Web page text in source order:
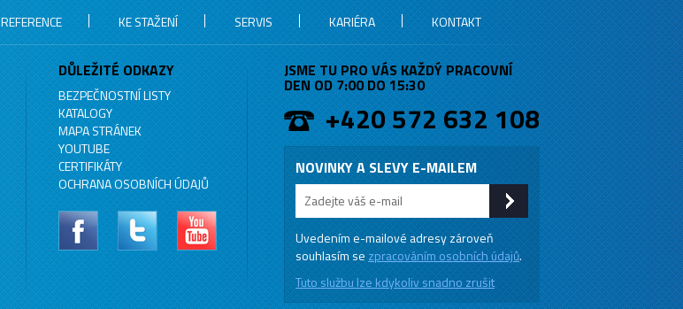
REFERENCE KE STAŽENÍ SERVIS KARIÉRA KONTAKT
DŮLEŽITÉ ODKAZY
BEZPEČNOSTNÍ LISTY
KATALOGY
MAPA STRÁNEK
YOUTUBE
CERTIFIKÁTY
OCHRANA OSOBNÍCH ÚDAJŮ
JSME TU PRO VÁS KAŽDÝ PRACOVNÍ
DEN OD 7:00 DO 15:30
+420 572 632 108
NOVINKY A SLEVY E-MAILEM
Uvedením e-mailové adresy zároveň
souhlasím se zpracováním osobních údajů.
Tuto službu lze kdykoliv snadno zrušit